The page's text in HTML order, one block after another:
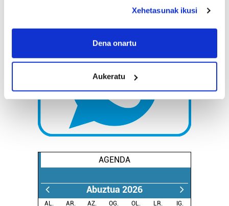
If you allow, we would also like to:
Collect information about your geographical
Identify your device by actively scanning it for
specific characteristics (fingerprinting)
Find out more about how your personal data is processed
and set your preferences in the
details section
prozesatzen ditugu, zure IP zenbakia, besteak beste,
teknologia erabiliz, cookieak adibidez, iragarki eta eduki
neurtzeko, jendeari buruzko informazioa biltzeko eta
produktuak garatzeko. Zure datuak nork eta zertarako
Xehetasunak ikusi
Dena onartu
Aukeratu
AGENDA
Abuztua 2026
AL. AR. AZ. OG. OL. LR.
IG.